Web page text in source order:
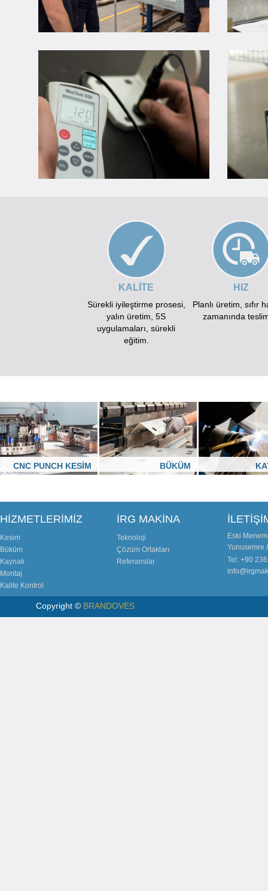
KALİTE
Sürekli iyileştirme prosesi,
yalın üretim, 5S
uygulamaları, sürekli
eğitim.
HIZ
Planlı üretim, sıfır
zamanında
CNC PUNCH KESİM BÜKÜM
HİZMETLERİMİZ
Kesim
Büküm
Kaynak
Montaj
Kalite Kontrol
İRG MAKİNA
Teknoloji
Çözüm Ortakları
Referanslar
Eski
Yunusemre
Tel: +90
Copyright © BRANDOVES